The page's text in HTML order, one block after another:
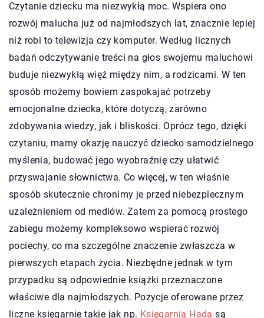
Czytanie dziecku ma niezwykłą moc. Wspiera ono
rozwój malucha już od najmłodszych lat, znacznie lepiej
niż robi to telewizja czy komputer. Według licznych
badań odczytywanie treści na głos swojemu maluchowi
buduje niezwykłą więź między nim, a rodzicami. W ten
sposób możemy bowiem zaspokajać potrzeby
emocjonalne dziecka, które dotyczą, zarówno
zdobywania wiedzy, jak i bliskości. Oprócz tego, dzięki
czytaniu, mamy okazję nauczyć dziecko samodzielnego
myślenia, budować jego wyobraźnię czy ułatwić
przyswajanie słownictwa. Co więcej, w ten właśnie
sposób skutecznie chronimy je przed niebezpiecznym
uzależnieniem od mediów. Zatem za pomocą prostego
zabiegu możemy kompleksowo wspierać rozwój
pociechy, co ma szczególne znaczenie zwłaszcza w
pierwszych etapach życia. Niezbędne jednak w tym
przypadku są odpowiednie książki przeznaczone
właściwe dla najmłodszych. Pozycje oferowane przez
liczne księgarnie takie jak np. Księgarnia Hada są